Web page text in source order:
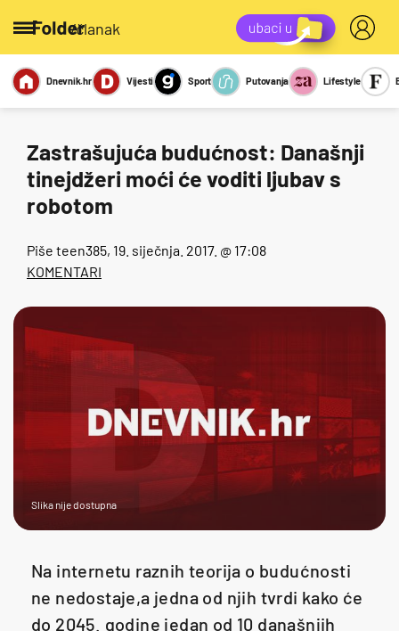
/članak
Miks Kviz
Report
Dnevnik.hr Vijesti Sport Putovanja Lifestyle
Zastrašujuća budućnost: Današnji
tinejdžeri moći će voditi ljubav s
robotom
Piše teen385, 19. siječnja. 2017. @ 17:08
KOMENTARI
Slika nije dostupna
Na internetu raznih teorija o budućnosti
ne nedostaje,a jedna od njih tvrdi kako će
do 2045. godine jedan od 10 današnjih